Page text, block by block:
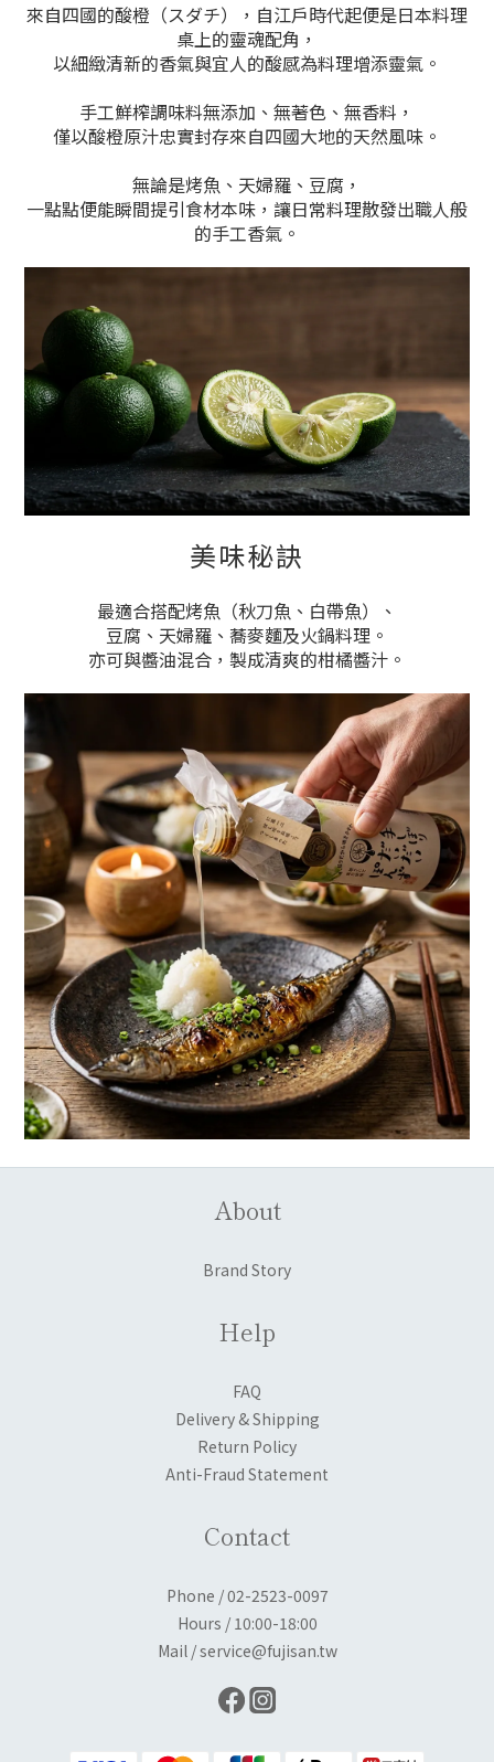
來自四國的酸橙（スダチ），自江戶時代起便是日本料理
桌上的靈魂配角，
以細緻清新的香氣與宜人的酸感為料理增添靈氣。
手工鮮榨調味料無添加、無著色、無香料，
僅以酸橙原汁忠實封存來自四國大地的天然風味。
無論是烤魚、天婦羅、豆腐，
一點點便能瞬間提引食材本味，讓日常料理散發出職人般
的手工香氣。
美味秘訣
最適合搭配烤魚（秋刀魚、白帶魚）、
豆腐、天婦羅、蕎麥麵及火鍋料理。
亦可與醬油混合，製成清爽的柑橘醬汁。
About
Brand Story
Help
FAQ
Delivery & Shipping
Return Policy
Anti-Fraud Statement
Contact
Phone / 02-2523-0097
Hours / 10:00-18:00
Mail / service@fujisan.tw